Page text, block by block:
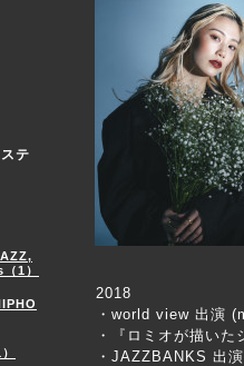
2018
・world view 出演
・『ロミオが描い
・JAZZBANKS 出
テ
1）